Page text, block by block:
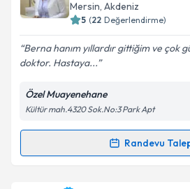
Kişisel verilerimin
Metni'ni okudum ve kişisel
kapsamda işlenmesini
Mersin, Akdeniz
5 (22 Değerlendirme)
Berna hanım yıllardır gittiğim ve çok
doktor. Hastaya...
Özel Muayenehane
Kültür mah.4320 Sok.No:3 Park Apt
Randevu
Randevu Takvimi Talebi